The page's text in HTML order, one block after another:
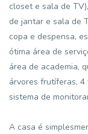
closet e sala de
de jantar e sala de
copa e despensa,
ótima área de
área de academia,
árvores frutíferas, 4
sistema de
A casa é